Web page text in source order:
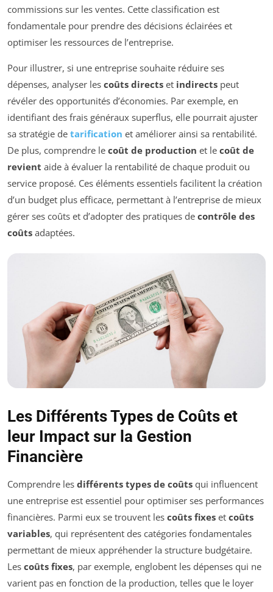
commissions sur les ventes. Cette classification est
fondamentale pour prendre des décisions éclairées et
optimiser les ressources de l’entreprise.
Pour illustrer, si une entreprise souhaite réduire ses
dépenses, analyser les coûts directs et indirects peut
révéler des opportunités d’économies. Par exemple, en
identifiant des frais généraux superflus, elle pourrait ajuster
sa stratégie de tarification et améliorer ainsi sa rentabilité.
De plus, comprendre le coût de production et le coût de
revient aide à évaluer la rentabilité de chaque produit ou
service proposé. Ces éléments essentiels facilitent la création
d’un budget plus efficace, permettant à l’entreprise de mieux
gérer ses coûts et d’adopter des pratiques de contrôle des
coûts adaptées.
Les Différents Types de Coûts et
leur Impact sur la Gestion
Financière
Comprendre les différents types de coûts qui influencent
une entreprise est essentiel pour optimiser ses performances
financières. Parmi eux se trouvent les coûts fixes et coûts
variables, qui représentent des catégories fondamentales
permettant de mieux appréhender la structure budgétaire.
Les coûts fixes, par exemple, englobent les dépenses qui ne
varient pas en fonction de la production, telles que le loyer